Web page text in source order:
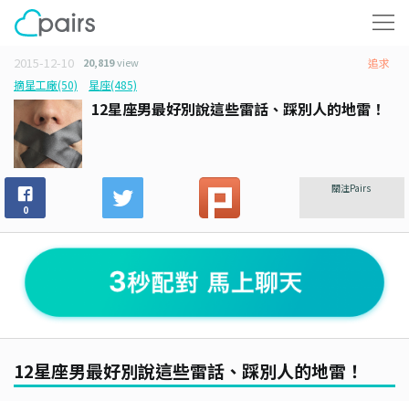
2015-12-10 20,819view
追求
摘星工廠(50)
星座(485)
12星座男最好別說這些雷話、踩別人的地雷！
0
關注Pairs
12星座男最好別說這些雷話、踩別人的地雷！